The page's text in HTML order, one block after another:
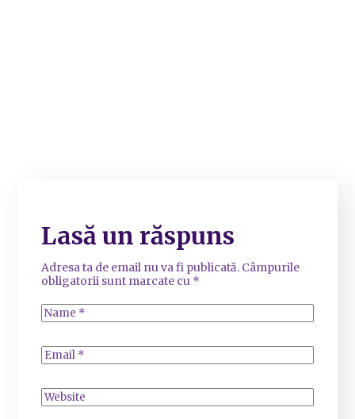
Lasă un răspuns
Adresa ta de email nu va fi publicată. Câmpurile
obligatorii sunt marcate cu *